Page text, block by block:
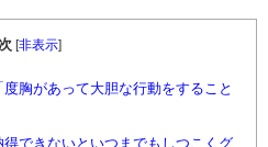
非表示]
胸があって大胆な行動をすること
できないといつまでもしつこくグ